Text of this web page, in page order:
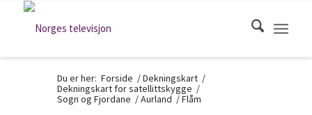
Du er her: Forside /Dekningskart /
Dekningskart for satellittskygge /
Sogn og Fjordane /Aurland /Flåm